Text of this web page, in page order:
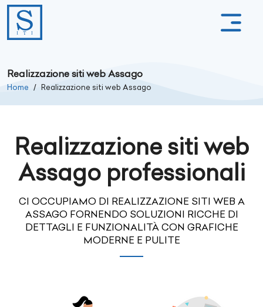
Realizzazione siti web Assago
Home Realizzazione siti web Assago
Realizzazione siti web
Assago professionali
CI OCCUPIAMO DI REALIZZAZIONE SITI WEB A
ASSAGO FORNENDO SOLUZIONI RICCHE DI
DETTAGLI E FUNZIONALITÀ CON GRAFICHE
MODERNE E PULITE